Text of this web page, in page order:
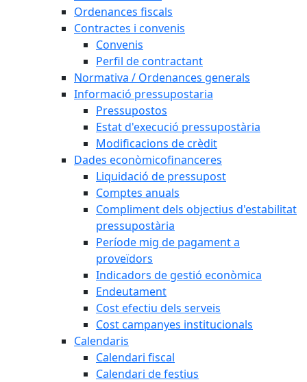
Ordenances fiscals
Contractes i convenis
Convenis
Perfil de contractant
Normativa / Ordenances generals
Informació pressupostaria
Pressupostos
Estat d'execució pressupostària
Modificacions de crèdit
Dades econòmicofinanceres
Liquidació de pressupost
Comptes anuals
Compliment dels objectius d'estabilitat
pressupostària
Període mig de pagament a
proveïdors
Indicadors de gestió econòmica
Endeutament
Cost efectiu dels serveis
Cost campanyes institucionals
Calendaris
Calendari fiscal
Calendari de festius